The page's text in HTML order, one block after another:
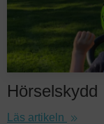
Hörselskydd
Läs artikeln